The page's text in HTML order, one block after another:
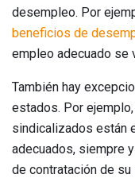
desempleo. Por
beneficios de
empleo adecuado se
También hay
estados. Por
sindicalizados están
adecuados, siempre
de contratación de